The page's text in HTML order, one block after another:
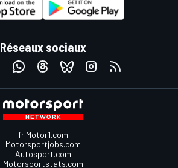
Réseaux sociaux
fr.Motor1.com
Motorsportjobs.com
Autosport.com
Motorsportstats.com